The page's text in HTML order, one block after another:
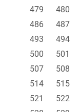
479
480
486
487
493
494
500
501
507
508
514
515
521
522